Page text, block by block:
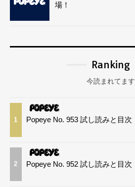
場！
Ranking
今読まれてます
1 Popeye No. 953 試し読みと目次
2 Popeye No. 952 試し読みと目次